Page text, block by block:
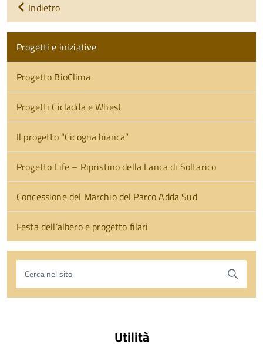
Indietro
Progetti e iniziative
Progetto BioClima
Progetti Cicladda e Whest
Il progetto “Cicogna bianca”
Progetto Life – Ripristino della Lanca di Soltarico
Concessione del Marchio del Parco Adda Sud
Festa dell’albero e progetto filari
Cerca nel sito
Utilità